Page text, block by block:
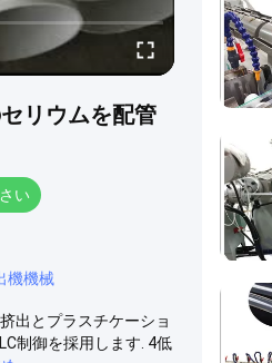
リウムを配管
い
機機械
出とプラスチケーショ
制御を採用します. 4低